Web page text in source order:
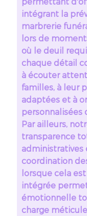
intégrant la
marbrerie
lors de
où le deuil
chaque détail
à écouter
familles, à leur
adaptées et à
personnalisées
Par ailleurs,
transparence
administratives
coordination
lorsque cela
intégrée
émotionnelle
charge